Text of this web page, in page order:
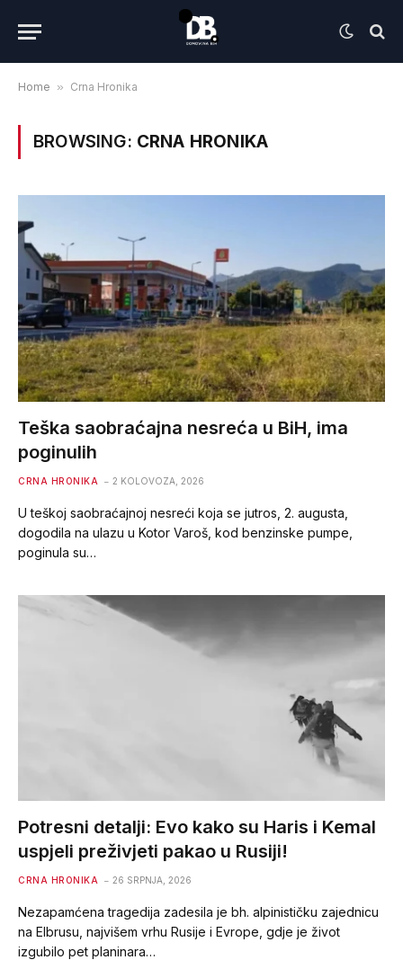
Home » Crna Hronika
BROWSING: CRNA HRONIKA
Teška saobraćajna nesreća u BiH, ima
poginulih
CRNA HRONIKA 2 KOLOVOZA, 2026
U teškoj saobraćajnoj nesreći koja se jutros, 2. augusta,
dogodila na ulazu u Kotor Varoš, kod benzinske pumpe,
poginula su…
Potresni detalji: Evo kako su Haris i Kemal
uspjeli preživjeti pakao u Rusiji!
CRNA HRONIKA 26 SRPNJA, 2026
Nezapamćena tragedija zadesila je bh. alpinističku zajednicu
na Elbrusu, najvišem vrhu Rusije i Evrope, gdje je život
izgubilo pet planinara…